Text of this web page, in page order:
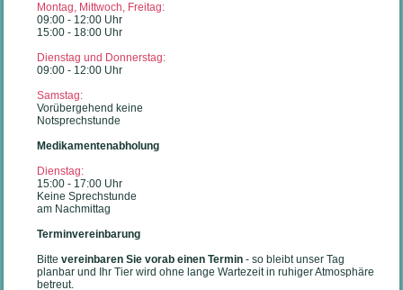
Montag, Mittwoch, Freitag:
09:00 - 12:00 Uhr
15:00 - 18:00 Uhr
Dienstag und Donnerstag:
09:00 - 12:00 Uhr
Samstag:
Vorübergehend keine
Notsprechstunde
Medikamentenabholung
Dienstag:
15:00 - 17:00 Uhr
Keine Sprechstunde
am Nachmittag
Terminvereinbarung
Bittevereinbaren Sie vorab einen Termin - so bleibt unser Tag
planbar und Ihr Tier wird ohne lange Wartezeit in ruhiger Atmosphäre
betreut.